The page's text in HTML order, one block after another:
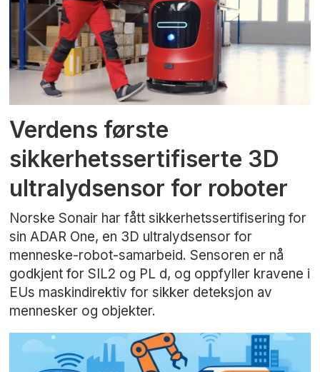
Verdens første
sikkerhetssertifiserte 3D
ultralydsensor for roboter
Norske Sonair har fått sikkerhetssertifisering for
sin ADAR One, en 3D ultralydsensor for
menneske-robot-samarbeid. Sensoren er nå
godkjent for SIL2 og PL d, og oppfyller kravene i
EUs maskindirektiv for sikker deteksjon av
mennesker og objekter.